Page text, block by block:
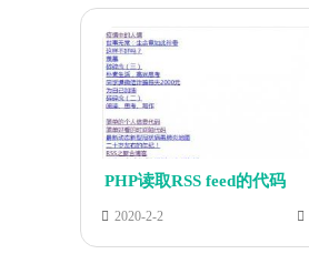
PHP读取RSS feed的代码
2020-2-2